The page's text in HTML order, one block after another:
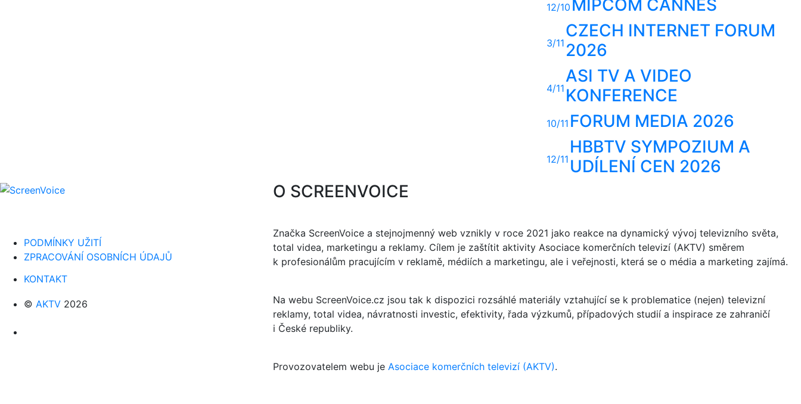
12/10 MIPCOM CANNES
3/11
CZECH INTERNET FORUM
2026
4/11
ASI TV A VIDEO
KONFERENCE
10/11 FORUM MEDIA 2026
12/11
HBBTV SYMPOZIUM A
UDÍLENÍ CEN 2026
PODMÍNKY UŽITÍ
ZPRACOVÁNÍ OSOBNÍCH ÚDAJŮ
KONTAKT
© AKTV 2026
O SCREENVOICE
Značka ScreenVoice a stejnojmenný web vznikly v roce 2021 jako reakce na dynamický vývoj televizního světa,
total videa, marketingu a reklamy. Cílem je zaštítit aktivity Asociace komerčních televizí (AKTV) směrem
k profesionálům pracujícím v reklamě, médiích a marketingu, ale i veřejnosti, která se o média a marketing zajímá.
Na webu ScreenVoice.cz jsou tak k dispozici rozsáhlé materiály vztahující se k problematice (nejen) televizní
reklamy, total videa, návratnosti investic, efektivity, řada výzkumů, případových studií a inspirace ze zahraničí
i České republiky.
Provozovatelem webu je Asociace komerčních televizí (AKTV).